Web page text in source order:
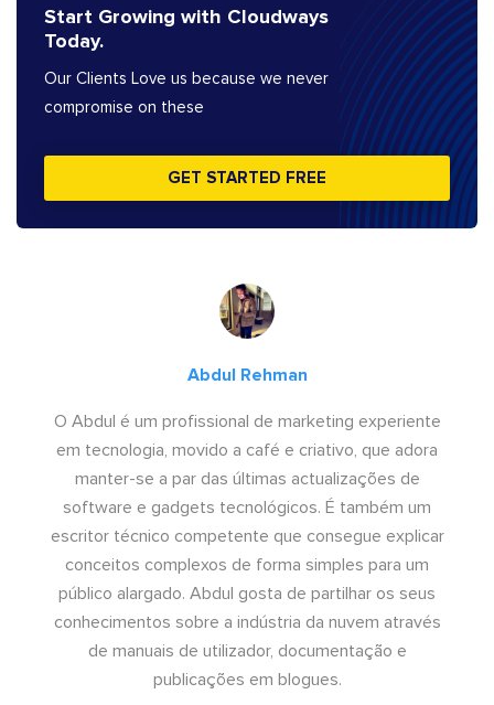
Start Growing with Cloudways
Today.
Our Clients Love us because we never
compromise on these
GET STARTED FREE
Abdul Rehman
O Abdul é um profissional de marketing experiente
em tecnologia, movido a café e criativo, que adora
manter-se a par das últimas actualizações de
software e gadgets tecnológicos. É também um
escritor técnico competente que consegue explicar
conceitos complexos de forma simples para um
público alargado. Abdul gosta de partilhar os seus
conhecimentos sobre a indústria da nuvem através
de manuais de utilizador, documentação e
publicações em blogues.